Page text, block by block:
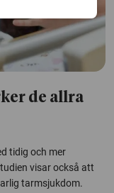
de allra
tidig och mer
visar också att
tarmsjukdom.